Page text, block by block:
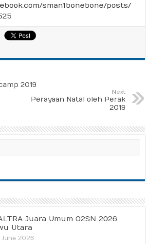
sman1bonebone/posts/
2019
Next
Perayaan Natal oleh Perak
2019
Juara Umum O2SN 2026
Utara
June 2026